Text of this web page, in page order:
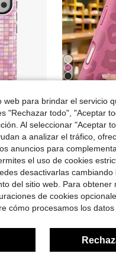
protectora para Phone18pro/18pro Max/17/17pro/17promax/17Air/16/15/14/13/12/11/7/8/7plus/8plus/XR/X/XS/XS MAX -10% Funda de teléfono con estampado de leopardo fucsia de moda compatible con iPhone 17 Pro Max/17
$1.97 2.6k+
con cupón
Clientes
para brindar el servicio
"Rechazar todo", "Aceptar
Al seleccionar "Aceptar
a analizar el tráfico,
anuncios para
el uso de cookies
desactivarlas cambiando
del sitio web. Para obtener
de cookies
cómo procesamos los datos